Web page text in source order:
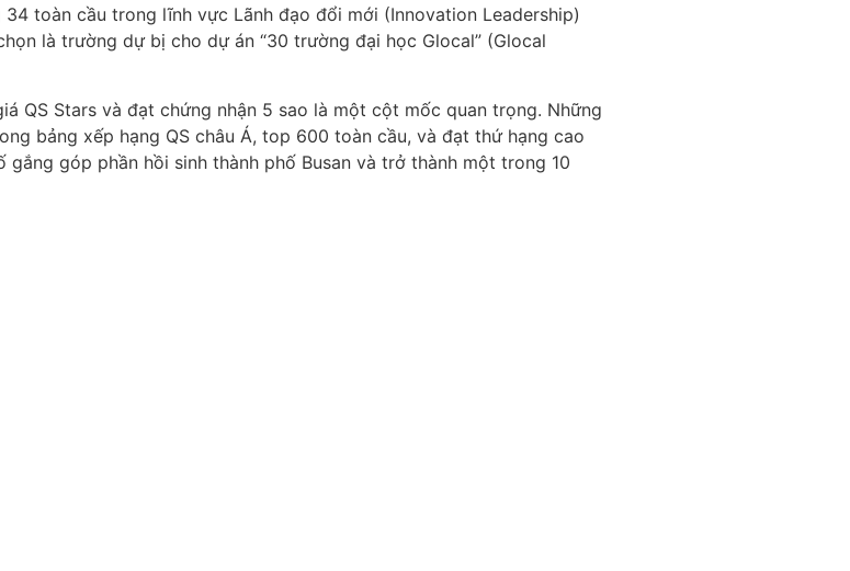
toàn cầu trong lĩnh vực Lãnh đạo đổi mới (Innovation Leadership)
là trường dự bị cho dự án “30 trường đại học Glocal” (Glocal
QS Stars và đạt chứng nhận 5 sao là một cột mốc quan trọng. Những
bảng xếp hạng QS châu Á, top 600 toàn cầu, và đạt thứ hạng cao
góp phần hồi sinh thành phố Busan và trở thành một trong 10